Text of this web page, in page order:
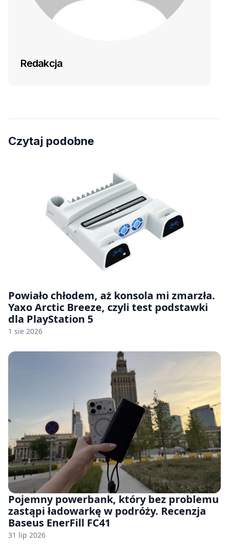
Redakcja
Czytaj podobne
Powiało chłodem, aż konsola mi zmarzła.
Yaxo Arctic Breeze, czyli test podstawki
dla PlayStation 5
1 sie 2026
Pojemny powerbank, który bez problemu
zastąpi ładowarkę w podróży. Recenzja
Baseus EnerFill FC41
31 lip 2026